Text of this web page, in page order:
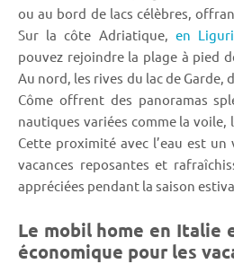
ou au bord de lacs célèbres,
Sur la côte Adriatique, en
pouvez rejoindre la plage à pied
Au nord, les rives du lac de Garde,
Côme offrent des panoramas
nautiques variées comme la voile,
Cette proximité avec l’eau est
vacances reposantes et
appréciées pendant la saison
Le mobil home en Italie
économique pour les